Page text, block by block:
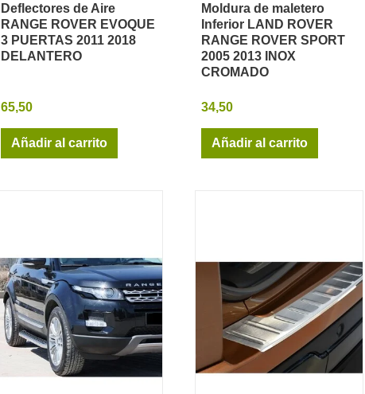
Vista rápida
Deflectores de Aire
RANGE ROVER EVOQUE
3 PUERTAS 2011 2018
DELANTERO
65,50
Añadir al carrito
Vista rápida
Moldura de maletero
Inferior LAND ROVER
RANGE ROVER SPORT
2005 2013 INOX
CROMADO
34,50
Añadir al carrito